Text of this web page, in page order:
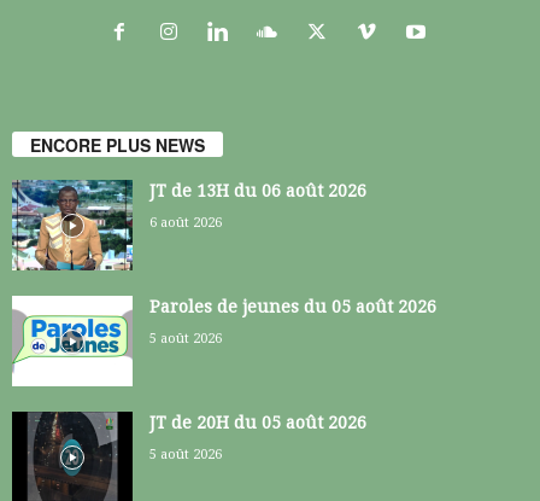
ENCORE PLUS NEWS
JT de 13H du 06 août 2026
6 août 2026
Paroles de jeunes du 05 août 2026
5 août 2026
JT de 20H du 05 août 2026
5 août 2026